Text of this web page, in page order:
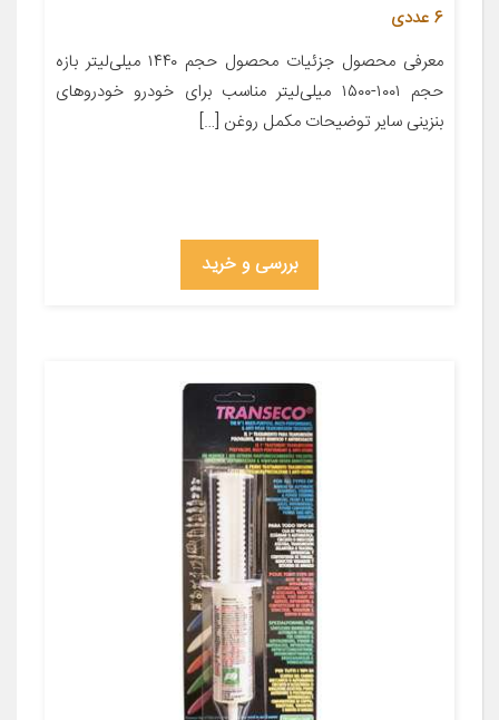
6 عددی
معرفی محصول جزئیات محصول حجم ۱۴۴۰ میلی‌لیتر بازه
حجم ۱۰۰۱-۱۵۰۰ میلی‌لیتر مناسب برای خودرو خودروهای
بنزینی سایر توضیحات مکمل روغن […]
بررسی و خرید